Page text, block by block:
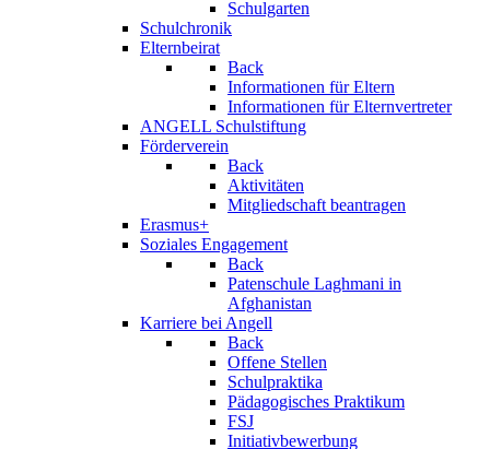
Schulgarten
Schulchronik
Elternbeirat
Back
Informationen für Eltern
Informationen für Elternvertreter
ANGELL Schulstiftung
Förderverein
Back
Aktivitäten
Mitgliedschaft beantragen
Erasmus+
Soziales Engagement
Back
Patenschule Laghmani in
Afghanistan
Karriere bei Angell
Back
Offene Stellen
Schulpraktika
Pädagogisches Praktikum
FSJ
Initiativbewerbung